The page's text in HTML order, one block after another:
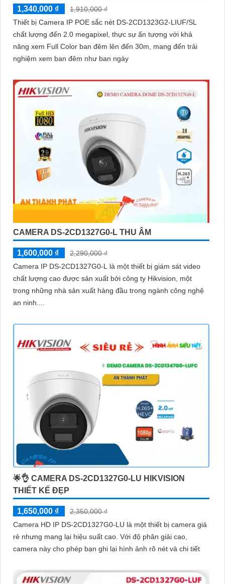
1,340,000 ₫
1,910,000 ₫
Thiết bị Camera IP POE sắc nét DS-2CD1323G2-LIUF/SL
chất lượng đến 2.0 megapixel, thực sự ấn tượng với khả
năng xem Full Color ban đêm lên đến 30m, mang đến trải
nghiệm xem ban đêm như ban ngày
CAMERA DS-2CD1327G0-L THU ÂM
1,600,000 ₫
2,290,000 ₫
Camera IP DS-2CD1327G0-L là một thiết bị giám sát video
chất lượng cao được sản xuất bởi công ty Hikvision, một
trong những nhà sản xuất hàng đầu trong ngành công nghệ
an ninh....
🌟👌 CAMERA DS-2CD1327G0-LU HIKVISION
THIẾT KẾ ĐẸP
1,650,000 ₫
2,350,000 ₫
Camera HD IP DS-2CD1327G0-LU là một thiết bị camera giá
rẻ nhưng mang lại hiệu suất cao. Với độ phân giải cao,
camera này cho phép bạn ghi lại hình ảnh rõ nét và chi tiết